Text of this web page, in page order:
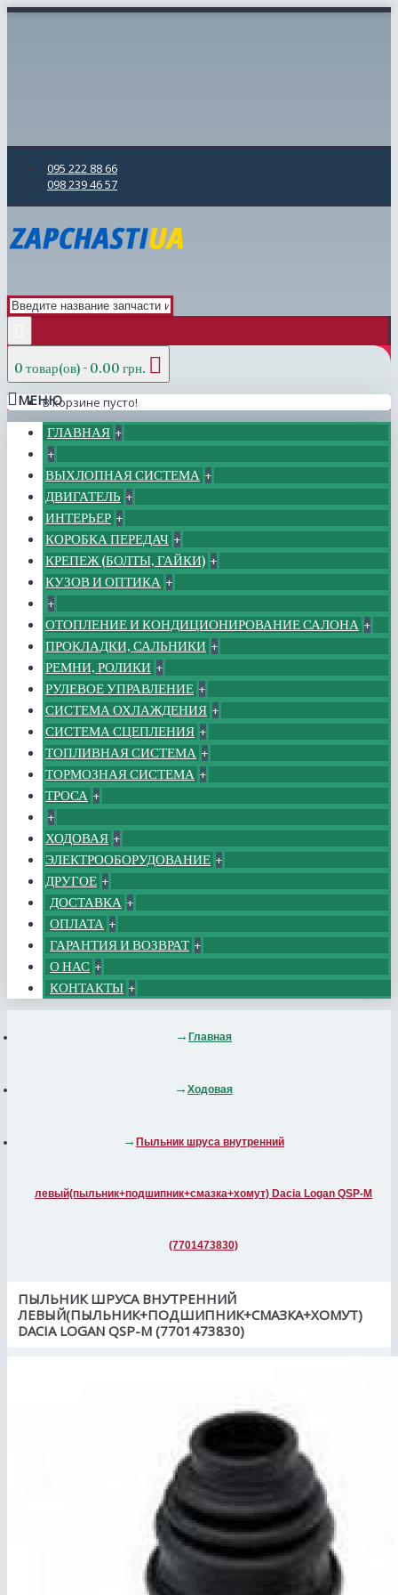
095 222 88 66
098 239 46 57
0 товар(ов) - 0.00 грн.
В корзине пусто!
МЕНЮ
ГЛАВНАЯ +
+
ВЫХЛОПНАЯ СИСТЕМА +
ДВИГАТЕЛЬ +
ИНТЕРЬЕР +
КОРОБКА ПЕРЕДАЧ +
КРЕПЕЖ (БОЛТЫ, ГАЙКИ) +
КУЗОВ И ОПТИКА +
+
ОТОПЛЕНИЕ И КОНДИЦИОНИРОВАНИЕ САЛОНА +
ПРОКЛАДКИ, САЛЬНИКИ +
РЕМНИ, РОЛИКИ +
РУЛЕВОЕ УПРАВЛЕНИЕ +
СИСТЕМА ОХЛАЖДЕНИЯ +
СИСТЕМА СЦЕПЛЕНИЯ +
ТОПЛИВНАЯ СИСТЕМА +
ТОРМОЗНАЯ СИСТЕМА +
ТРОСА +
+
ХОДОВАЯ +
ЭЛЕКТРООБОРУДОВАНИЕ +
ДРУГОЕ +
ДОСТАВКА +
ОПЛАТА +
ГАРАНТИЯ И ВОЗВРАТ +
О НАС +
КОНТАКТЫ +
Главная
Ходовая
Пыльник шруса внутренний
левый(пыльник+подшипник+смазка+хомут) Dacia Logan QSP-M
(7701473830)
ПЫЛЬНИК ШРУСА ВНУТРЕННИЙ
ЛЕВЫЙ(ПЫЛЬНИК+ПОДШИПНИК+СМАЗКА+ХОМУТ)
DACIA LOGAN QSP-M (7701473830)